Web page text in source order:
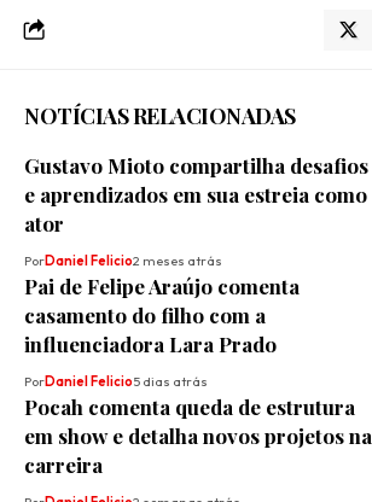
NOTÍCIAS RELACIONADAS
Gustavo Mioto compartilha desafios
e aprendizados em sua estreia como
ator
PorDaniel Felicio2 meses atrás
Pai de Felipe Araújo comenta
casamento do filho com a
influenciadora Lara Prado
PorDaniel Felicio5 dias atrás
Pocah comenta queda de estrutura
em show e detalha novos projetos na
carreira